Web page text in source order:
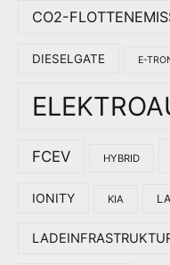
CO2-
DIESELGATE E-
FCEV HYBRID
IONITY KIA